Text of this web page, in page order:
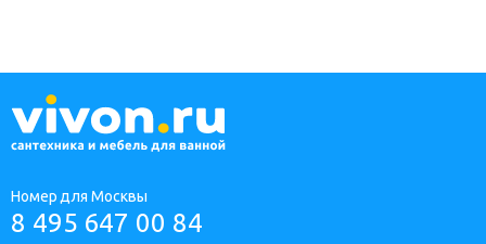
Номер для Москвы
8 495 647 00 84